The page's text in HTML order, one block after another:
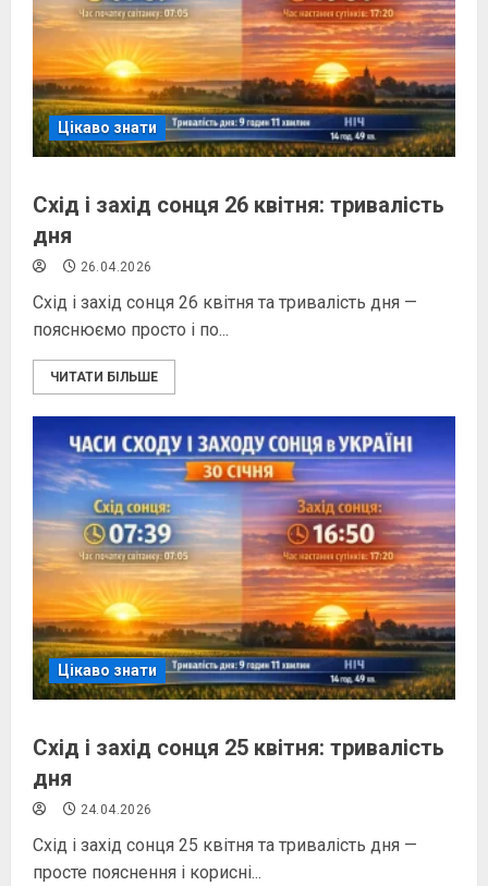
Цікаво знати
Схід і захід сонця 26 квітня: тривалість
дня
26.04.2026
Схід і захід сонця 26 квітня та тривалість дня —
пояснюємо просто і по...
ЧИТАТИ БІЛЬШЕ
Цікаво знати
Схід і захід сонця 25 квітня: тривалість
дня
24.04.2026
Схід і захід сонця 25 квітня та тривалість дня —
просте пояснення і корисні...